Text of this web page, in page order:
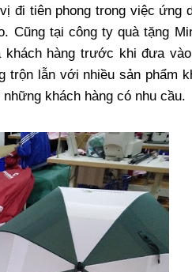
đi tiên phong trong việc ứng
Cũng tại công ty quà tặng
hàng trước khi đưa
trộn lẫn với nhiều sản phẩm
khách hàng có nhu cầu.